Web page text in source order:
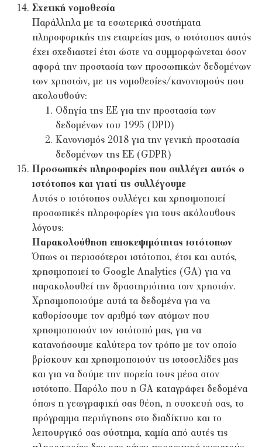
Σχετική νομοθεσία
Παράλληλα με τα εσωτερικά συστήματα
πληροφορικής της εταιρείας μας, ο ιστότοπος αυτός
έχει σχεδιαστεί έτσι ώστε να συμμορφώνεται όσον
αφορά την προστασία των προσωπικών δεδομένων
των χρηστών, με τις νομοθεσίες/κανονισμούς που
ακολουθούν:
Οδηγία της ΕΕ για την προστασία των
δεδομένων του 1995 (DPD)
Κανονισμός 2018 για την γενική προστασία
δεδομένων της ΕΕ (GDPR)
Προσωπικές πληροφορίες που συλλέγει αυτός ο
ιστότοπος και γιατί τις συλλέγουμε
Αυτός ο ιστότοπος συλλέγει και χρησιμοποιεί
προσωπικές πληροφορίες για τους ακόλουθους
λόγους:
Παρακολούθηση επισκεψιμότητας ιστότοπων
Όπως οι περισσότεροι ιστότοποι, έτσι και αυτός,
χρησιμοποιεί το Google Analytics (GA) για να
παρακολουθεί την δραστηριότητα των χρηστών.
Χρησιμοποιούμε αυτά τα δεδομένα για να
καθορίσουμε τον αριθμό των ατόμων που
χρησιμοποιούν τον ιστότοπό μας, για να
κατανοήσουμε καλύτερα τον τρόπο με τον οποίο
βρίσκουν και χρησιμοποιούν τις ιστοσελίδες μας
και για να δούμε την πορεία τους μέσα στον
ιστότοπο. Παρόλο που η GA καταγράφει δεδομένα
όπως η γεωγραφική σας θέση, η συσκευή σας, το
πρόγραμμα περιήγησης στο διαδίκτυο και το
λειτουργικό σας σύστημα, καμία από αυτές τις